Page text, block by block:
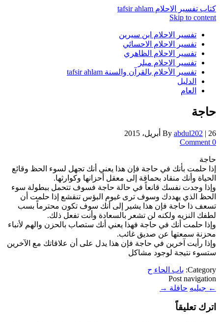
كتاب تفسير الاحلام tafsir ahlam
Skip to content
تفسير الاحلام ابن سيرين
تفسير الاحلام الاحسائي
تفسير الاحلام الظاهري
تفسير الاحلام ميلر
تفسير الأحلام بالقرآن والسنة tafsir ahlam
الدليل
العام
حاجة
By abdul202 | 26 أبريل، 2015
0 Comment
حاجة
إذا حلمت بأنك في حاجة فإن هذا يعني أنك تجهل لسوء الحظ وقائع
الحياة وأنك منقاد بحماقة إلى معقل أحزانها وكوارثها.
وإذا وجدت نفسك قانعاً في حالة حاجة فسوف تتحمل ببطولة سوء
الحظ الذي يهددك وسوف ترى غيوم البؤس تنقشع إذا حلمت أن
تسعف ذا حاجة فإن هذا يشير إلى أنك سوف تكون محترماً بسب
لطفك النزيه ولكنه لن تشعر بالسعادة وأنت تفعل ذلك.
وإذا حلمت أنك في حاجة فهذا يعني أنك ستصاب بالحزن والهم لأنباء
محزنة سمعتها عن صديق غائب.
وإذا رأيت آخرين في حاجة فإن هذا يدل على أن علاقاتك مع الآخرين
ستسوء نتيجة لوجود مشاكل
Category: باب الحاء ح
Post navigation
← جيليه حافلة →
اترك تعليقاً